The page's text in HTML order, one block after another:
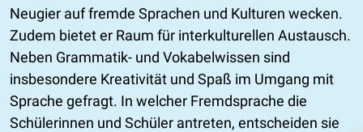
Neugier auf fremde Sprachen und Kulturen wecken.
Zudem bietet er Raum für interkulturellen Austausch.
Neben Grammatik- und Vokabelwissen sind
insbesondere Kreativität und Spaß im Umgang mit
Sprache gefragt. In welcher Fremdsprache die
Schülerinnen und Schüler antreten, entscheiden sie